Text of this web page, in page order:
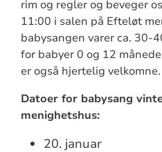
rim og regler og beveger
11:00 i salen på Efteløt
babysangen varer ca. 30-
for babyer 0 og 12
er også hjertelig velkomne.
Datoer for babysang
menighetshus:
20. januar